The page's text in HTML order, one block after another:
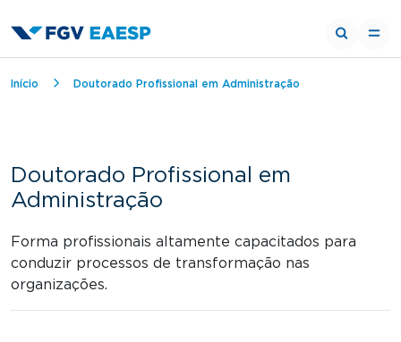
Trilha de navegação
Início Doutorado Profissional em Administração
Doutorado Profissional em
Administração
Forma profissionais altamente capacitados para
conduzir processos de transformação nas
organizações.